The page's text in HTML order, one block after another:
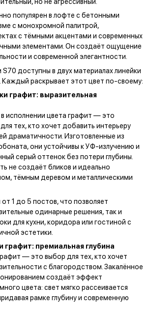
популярен в лофте с бетонными
с монохромной палитрой,
с тёмными акцентами и современных
элементами. Он создаёт ощущение
и современной элегантности.
доступны в двух материалах линейки
Каждый раскрывает этот цвет по-своему:
графит: выразительная
исполнении цвета графит — это
тех, кто хочет добавить интерьеру
драматичности. Изготовленные из
они устойчивы к УФ-излучению и
серый оттенок без потери глубины.
не создаёт бликов и идеально
тёмным деревом и металлическими
1 до 5 постов, что позволяет
одинарные решения, так и
для кухни, коридора или гостиной с
эстетики.
графит: премиальная глубина
— это выбор для тех, кто хочет
с благородством. Закалённое
создаёт эффект
цвета: свет мягко рассеивается
рамке глубину и современную